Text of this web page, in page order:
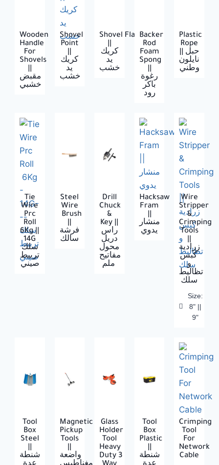
Wooden
Handle
For
Shovels
مقبض
خشبي
Shovel
Point
كريك
يد
خشب
Shovel Flat
كريك
يد
خشب
Backer
Rod
Foam
Spong
رغوة
باكر
رود
Plastic
Rope
نايلون
وطني
Tie
Wire
Prc
Roll
6Kg ||
14G
سلك
تربيط
صيني
Steel
Wire
Brush
فرشة
سالك
Drill
Chuck
‍&
Key ||
راس
دريل
محول
مفاتيح
ملم
Hacksaw
Fram
منشار
يدوي
Wire
Stripper
&
Crimping
Tools
زرادية
كبس
و
تظاليط
سلك
Size:
8" ||
9"
Tool
Box
Steel
شنطة
Magnetic
Pickup
Tools
واضعة
Glass
Holder
Tool
Heavy
Duty 3
Tool
Box
Plastic
شنطة
Crimping
Tool
For
Network
Cable